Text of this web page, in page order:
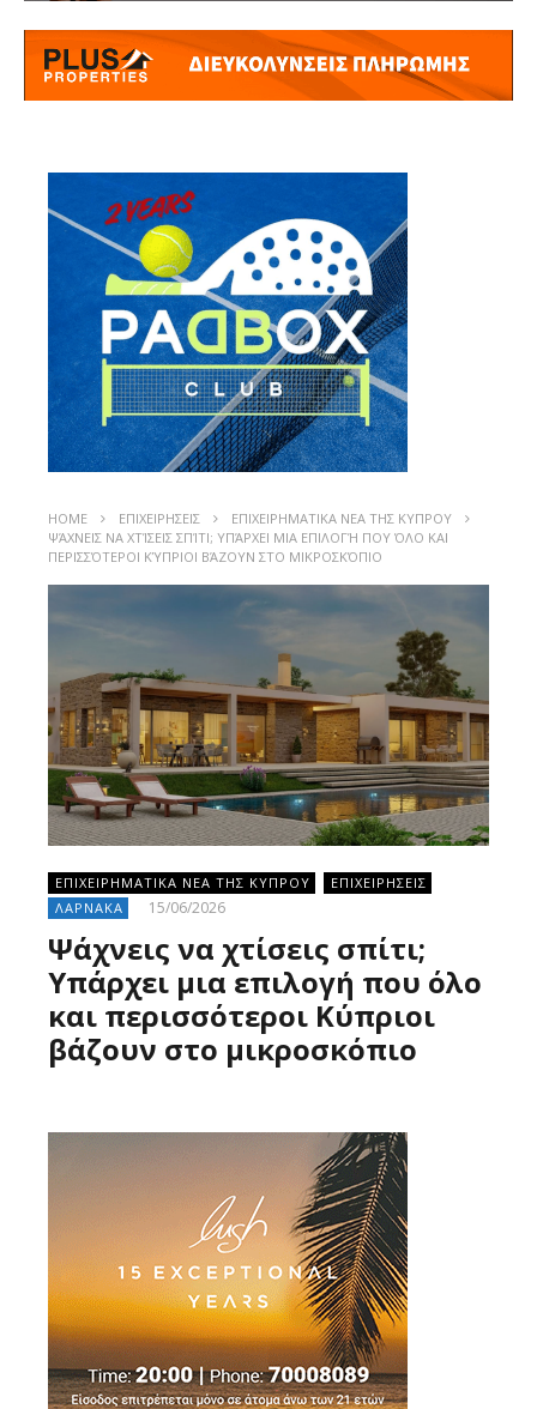
HOME ΕΠΙΧΕΙΡΗΣΕΙΣ
ΕΠΙΧΕΙΡΗΜΑΤΙΚΑ ΝΕΑ ΤΗΣ ΚΥΠΡΟΥ
ΨΆΧΝΕΙΣ ΝΑ ΧΤΊΣΕΙΣ ΣΠΊΤΙ; ΥΠΆΡΧΕΙ ΜΙΑ ΕΠΙΛΟΓΉ ΠΟΥ ΌΛΟ ΚΑΙ
ΠΕΡΙΣΣΌΤΕΡΟΙ ΚΎΠΡΙΟΙ ΒΆΖΟΥΝ ΣΤΟ ΜΙΚΡΟΣΚΌΠΙΟ
ΕΠΙΧΕΙΡΗΜΑΤΙΚΑ ΝΕΑ ΤΗΣ ΚΥΠΡΟΥ
ΕΠΙΧΕΙΡΗΣΕΙΣ
ΛΑΡΝΑΚΑ
15/06/2026
Ψάχνεις να χτίσεις σπίτι;
Υπάρχει μια επιλογή που όλο
και περισσότεροι Κύπριοι
βάζουν στο μικροσκόπιο